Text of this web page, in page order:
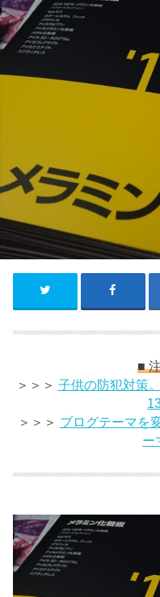
■
＞＞＞ 子供の防犯対策
＞＞＞ ブログテーマを
ー